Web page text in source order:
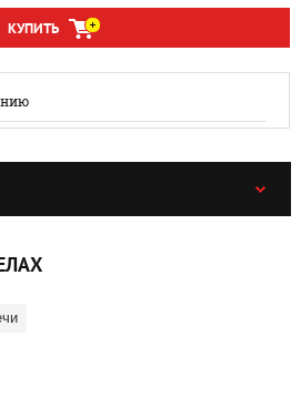
КУПИТЬ